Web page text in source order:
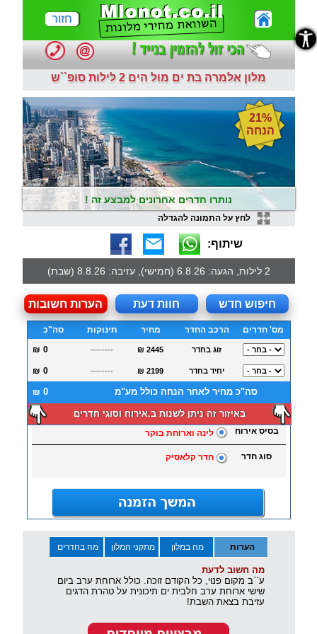
חזור
מלון אלמרה בת ים מול הים 2 לילות סופ``ש
21%
הנחה
נותרו חדרים אחרונים למבצע זה !
לחץ על התמונה להגדלה
שיתוף:
2 לילות, הגעה: 6.8.26 (חמישי), עזיבה: 8.8.26 (שבת)
חיפוש חדש חוות דעת הערות חשובות
סה"כ תינוקות מחיר הרכב החדר
מס' חדרים
₪
-------- ₪ 2445 זוג בחדר
₪ -------- ₪ 2199 יחיד בחדר
₪ סה"כ מחיר לאחר הנחה כולל מע"מ
באיזור זה ניתן לשנות ב.אירוח וסוגי חדרים
לינה וארוחת בוקר בסיס אירוח
חדר קלאסיק סוג חדר
מה בחדרים מתקני המלון מה במלון הערות
מה חשוב לדעת
ע``ב מקום פנוי, כל הקודם זוכה. כולל ארוחת ערב ביום
שישי ארוחת ערב חלבית ים תיכונית על טהרת הדגים
עזיבת בצאת השבת!
נגישות